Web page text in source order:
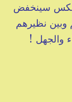
سينخفض
وبين نظيرهم
والجهل !